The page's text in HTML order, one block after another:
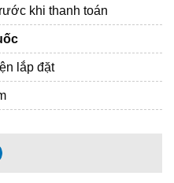
khi thanh toán
lắp đặt